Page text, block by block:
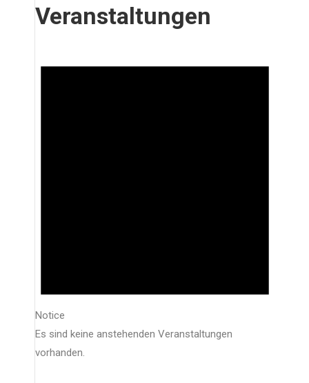
Veranstaltungen
Notice
Es sind keine anstehenden Veranstaltungen
vorhanden.